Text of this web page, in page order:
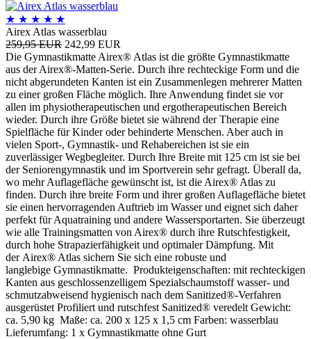
★ ★ ★ ★ ★
Airex Atlas wasserblau
259,95 EUR 242,99 EUR
Die Gymnastikmatte Airex® Atlas ist die größte Gymnastikmatte
aus der Airex®-Matten-Serie. Durch ihre rechteckige Form und die
nicht abgerundeten Kanten ist ein Zusammenlegen mehrerer Matten
zu einer großen Fläche möglich. Ihre Anwendung findet sie vor
allen im physiotherapeutischen und ergotherapeutischen Bereich
wieder. Durch ihre Größe bietet sie während der Therapie eine
Spielfläche für Kinder oder behinderte Menschen. Aber auch in
vielen Sport-, Gymnastik- und Rehabereichen ist sie ein
zuverlässiger Wegbegleiter. Durch Ihre Breite mit 125 cm ist sie bei
der Seniorengymnastik und im Sportverein sehr gefragt. Überall da,
wo mehr Auflagefläche gewünscht ist, ist die Airex® Atlas zu
finden. Durch ihre breite Form und ihrer großen Auflagefläche bietet
sie einen hervorragenden Auftrieb im Wasser und eignet sich daher
perfekt für Aquatraining und andere Wassersportarten. Sie überzeugt
wie alle Trainingsmatten von Airex® durch ihre Rutschfestigkeit,
durch hohe Strapazierfähigkeit und optimaler Dämpfung. Mit
der Airex® Atlas sichern Sie sich eine robuste und
langlebige Gymnastikmatte. Produkteigenschaften: mit rechteckigen
Kanten aus geschlossenzelligem Spezialschaumstoff wasser- und
schmutzabweisend hygienisch nach dem Sanitized®-Verfahren
ausgerüstet Profiliert und rutschfest Sanitized® veredelt Gewicht:
ca. 5,90 kg Maße: ca. 200 x 125 x 1,5 cm Farben: wasserblau
Lieferumfang: 1 x Gymnastikmatte ohne Gurt